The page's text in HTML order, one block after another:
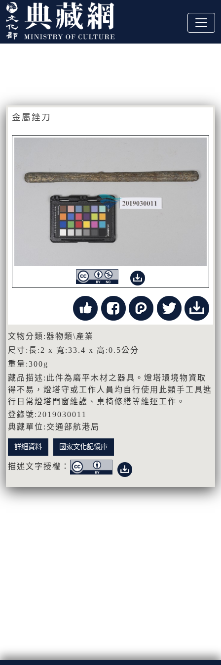
跳到主要內容
:::
金屬銼刀
文物分類:器物類\產業
尺寸:長:2 x 寬:33.4 x 高:0.5公分
重量:300g
藏品描述:此件為磨平木材之器具。燈塔環境物資取
得不易，燈塔守或工作人員均自行使用此類手工具進
行日常燈塔門窗維護、桌椅修繕等維運工作。
登錄號:2019030011
典藏單位:交通部航港局
詳細資料 國家文化記憶庫
描述文字授權：